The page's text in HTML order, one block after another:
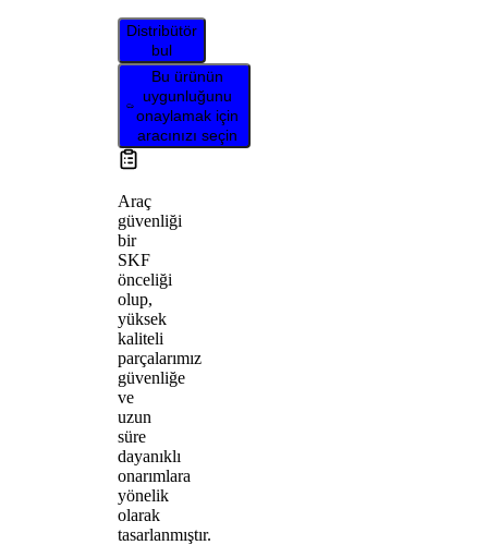
Distribütör
bul
Bu ürünün
uygunluğunu
onaylamak için
aracınızı seçin
Araç
güvenliği
bir
SKF
önceliği
olup,
yüksek
kaliteli
parçalarımız
güvenliğe
ve
uzun
süre
dayanıklı
onarımlara
yönelik
olarak
tasarlanmıştır.